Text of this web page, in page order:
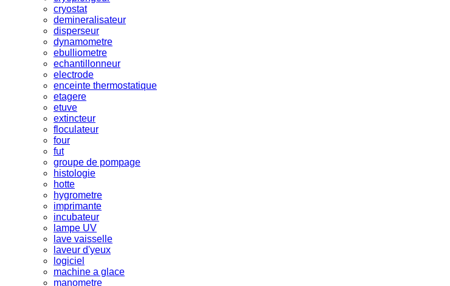
cryostat
demineralisateur
disperseur
dynamometre
ebulliometre
echantillonneur
electrode
enceinte thermostatique
etagere
etuve
extincteur
floculateur
four
fut
groupe de pompage
histologie
hotte
hygrometre
imprimante
incubateur
lampe UV
lave vaisselle
laveur d'yeux
logiciel
machine a glace
manometre